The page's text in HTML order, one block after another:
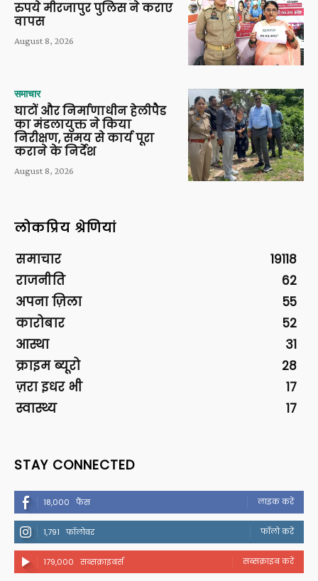
रुपये मीरजापुर पुलिस ने कराए
वापस
August 8, 2026
समाचार
घाटों और निर्माणाधीन हेलीपैड
का मंडलायुक्त ने किया
निरीक्षण, समय से कार्य पूरा
कराने के निर्देश
August 8, 2026
लोकप्रिय श्रेणियां
समाचार
19118
राजनीति
62
अपना ज़िला
55
कारोबार
52
आस्था
31
क्राइम ब्यूरो
28
ज़रा इधर भी
17
स्वास्थ्य
17
STAY CONNECTED
18,000 फैंस लाइक करें
1,791 फॉलोवर फॉलो करें
179,000 सब्सक्राइबर्स सब्सक्राइब करें